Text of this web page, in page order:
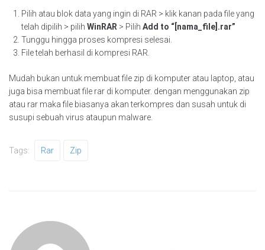
Pilih atau blok data yang ingin di RAR > klik kanan pada file yang
telah dipilih > pilih WinRAR > Pilih Add to “[nama_file].rar”
Tunggu hingga proses kompresi selesai.
File telah berhasil di kompresi RAR.
Mudah bukan untuk membuat file zip di komputer atau laptop, atau
juga bisa membuat file rar di komputer. dengan menggunakan zip
atau rar maka file biasanya akan terkompres dan susah untuk di
susupi sebuah virus ataupun malware.
Tags: Rar Zip